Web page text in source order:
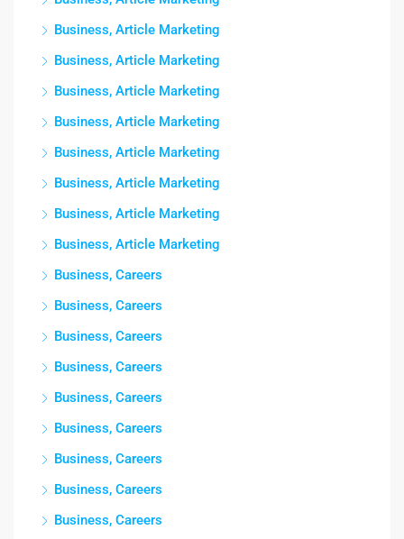
Business, Article Marketing
Business, Article Marketing
Business, Article Marketing
Business, Article Marketing
Business, Article Marketing
Business, Article Marketing
Business, Article Marketing
Business, Article Marketing
Business, Careers
Business, Careers
Business, Careers
Business, Careers
Business, Careers
Business, Careers
Business, Careers
Business, Careers
Business, Careers